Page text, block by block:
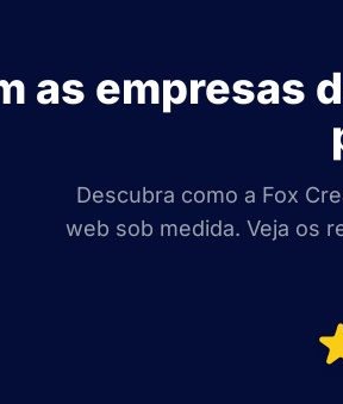
as empresas
Descubra como a Fox
web sob medida. Veja os